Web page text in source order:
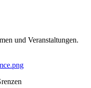
und Veranstaltungen.